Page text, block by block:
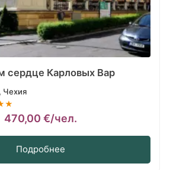
сердце Карловых Вар
Чехия
470,00 €/чел.
Подробнее